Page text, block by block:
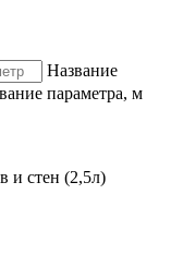
Название
параметра, м
и стен (2,5л)